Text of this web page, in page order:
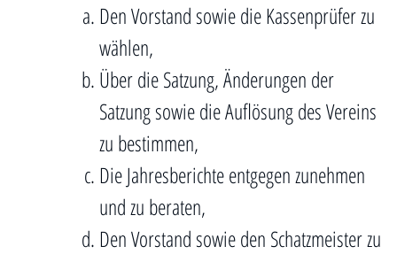
Den Vorstand sowie die Kassenprüfer zu
wählen,
Über die Satzung, Änderungen der
Satzung sowie die Auflösung des Vereins
zu bestimmen,
Die Jahresberichte entgegen zunehmen
und zu beraten,
Den Vorstand sowie den Schatzmeister zu